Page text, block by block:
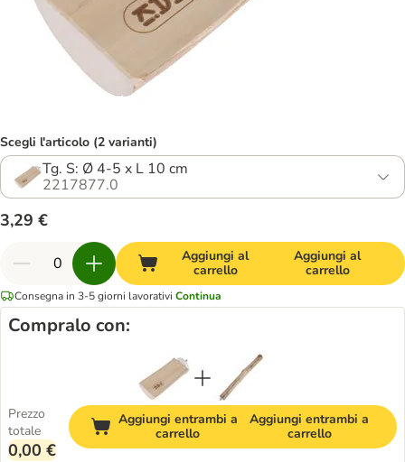
Scegli l'articolo (2 varianti)
Tg. S: Ø 4-5 x L 10 cm
2217877.0
3,29 €
Aggiungi al
carrello
Aggiungi al
carrello
Consegna in 3-5 giorni lavorativi Continua
Compralo con:
Prezzo
totale
0,00 €
Aggiungi entrambi a
carrello
Aggiungi entrambi a
carrello